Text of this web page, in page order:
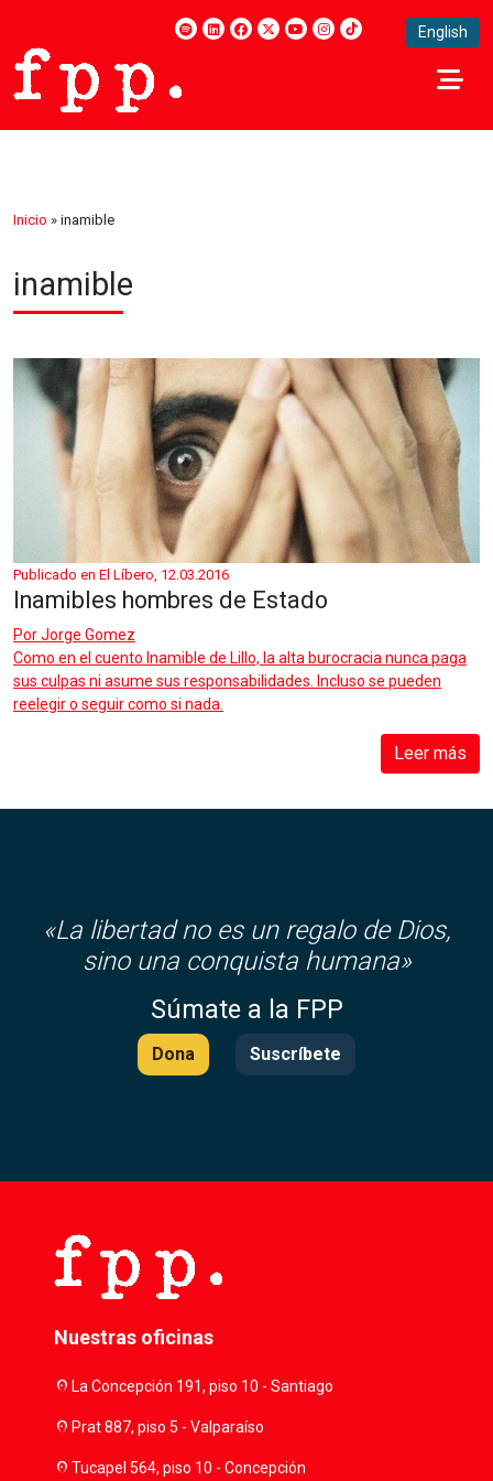
English
Inicio » inamible
inamible
Publicado en El Líbero, 12.03.2016
Inamibles hombres de Estado
PorJorge Gomez
Como en el cuento Inamible de Lillo, la alta burocracia nunca paga
sus culpas ni asume sus responsabilidades. Incluso se pueden
reelegir o seguir como si nada.
Leer más
«La libertad no es un regalo de Dios,
sino una conquista humana»
Súmate a la FPP
Dona Suscríbete
Nuestras oficinas
location_onLa Concepción 191, piso 10 - Santiago
location_onPrat 887, piso 5 - Valparaíso
location_onTucapel 564, piso 10 - Concepción